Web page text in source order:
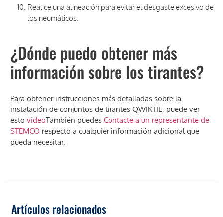
Realice una alineación para evitar el desgaste excesivo de
los neumáticos.
¿Dónde puedo obtener más
información sobre los tirantes?
Para obtener instrucciones más detalladas sobre la
instalación de conjuntos de tirantes QWIKTIE, puede ver
esto videoTambién puedes Contacte a un representante de
STEMCO respecto a cualquier información adicional que
pueda necesitar.
Artículos relacionados